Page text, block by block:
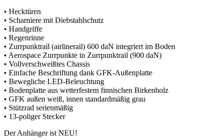
• Hecktüren
• Scharniere mit Diebstahlschutz
• Handgriffe
• Regenrinne
• Zurrpunktrail (airlinerail) 600 daN integriert im Boden
• Aerospace Zurrpunkte in Zurrpunktrail (900 daN)
• Vollverschweißtes Chassis
• Einfache Beschriftung dank GFK-Außenplatte
• Bewegliche LED-Beleuchtung
• Bodenplatte aus wetterfestem finnischen Birkenholz
• GFK außen weiß, innen standardmäßig grau
• Stützrad serienmäßig
• 13-poliger Stecker
Der Anhänger ist NEU!